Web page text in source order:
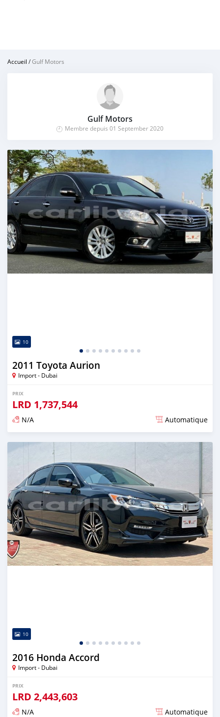
Accueil /Gulf Motors
Gulf Motors
Membre depuis 01 September 2020
10
2011 Toyota Aurion
Import - Dubai
PRIX
LRD 1,737,544
N/A Automatique
Publié il y a presque 6 ans
10
2016 Honda Accord
Import - Dubai
PRIX
LRD 2,443,603
N/A Automatique